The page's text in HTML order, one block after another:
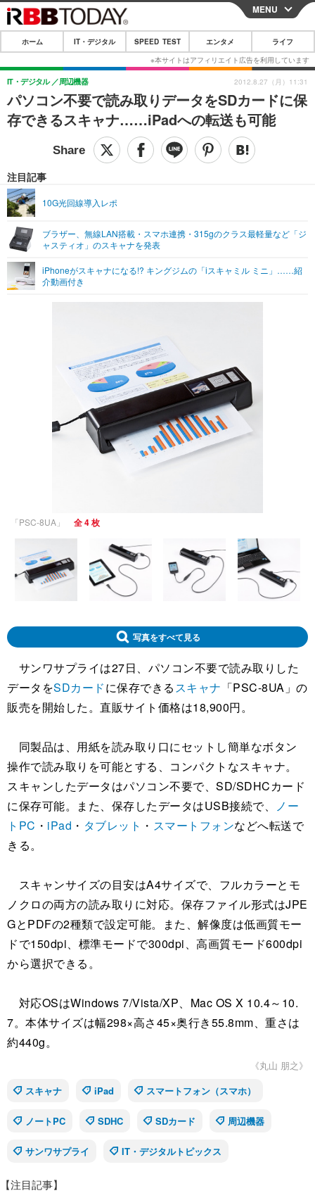
CLOSE
ホーム
IT・デジタル
IT・デジタルTOP スマートフォン
ショッピング その他
SPEED TEST
エンタメTOP 映画・ドラマ
グラビア
ショッピング その他
ライフTOP
その他
リリース一覧
プッシュ通知の停止方法
MENU
ホーム IT・デジタル SPEED TEST エンタメ ライフ
パソコン不要で読み取りデータをSDカードに保
存できるスキャナ……iPadへの転送も可能
IT・デジタル 周辺機器
注目記事
10G光回線導入レポ
ブラザー、無線LAN搭載・スマホ連携・315gのクラス最軽量など「ジ
ャスティオ」のスキャナを発表
iPhoneがスキャナになる!? キングジムの「iスキャミル ミニ」……紹
介動画付き
2012.8.27（月）11:31
「PSC-8UA」 全 4 枚
写真をすべて見る
サンワサプライは27日、パソコン不要で読み取りした
データをSDカードに保存できるスキャナ 「PSC-8UA」の
販売を開始した。直販サイト価格は18,900円。
同製品は、用紙を読み取り口にセットし簡単なボタン
操作で読み取りを可能とする、コンパクトなスキャナ。
スキャンしたデータはパソコン不要で、SD/SDHCカード
に保存可能。また、保存したデータはUSB接続で、
ノー
トPC ・ iPad ・ タブレット ・ スマートフォンなどへ転送で
きる。
スキャンサイズの目安はA4サイズで、フルカラーとモ
ノクロの両方の読み取りに対応。保存ファイル形式はJPE
GとPDFの2種類で設定可能。また、解像度は低画質モー
ドで150dpi、標準モードで300dpi、高画質モード600dpi
から選択できる。
対応OSはWindows 7/Vista/XP、Mac OS X 10.4～10.
7。本体サイズは幅298×高さ45×奥行き55.8mm、重さは
約440g。
《丸山 朋之》
スキャナ
iPad スマートフォン（スマホ）
ノートPC SDHC SDカード 周辺機器
サンワサプライ IT・デジタルトピックス
【注目記事】